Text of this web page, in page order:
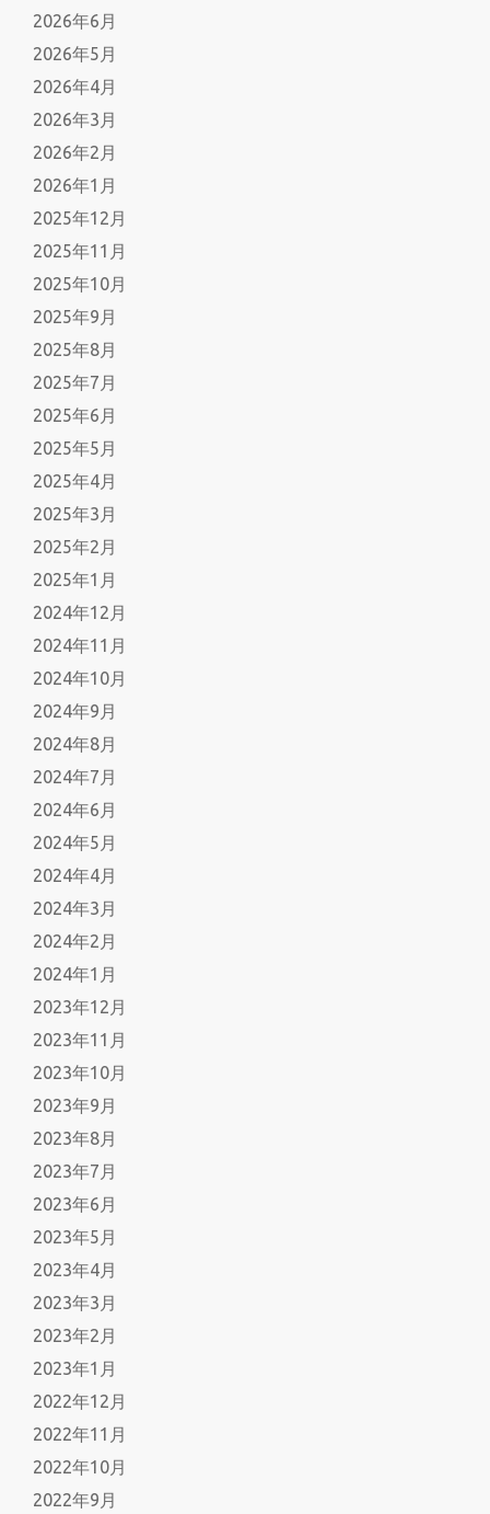
2026年6月
2026年5月
2026年4月
2026年3月
2026年2月
2026年1月
2025年12月
2025年11月
2025年10月
2025年9月
2025年8月
2025年7月
2025年6月
2025年5月
2025年4月
2025年3月
2025年2月
2025年1月
2024年12月
2024年11月
2024年10月
2024年9月
2024年8月
2024年7月
2024年6月
2024年5月
2024年4月
2024年3月
2024年2月
2024年1月
2023年12月
2023年11月
2023年10月
2023年9月
2023年8月
2023年7月
2023年6月
2023年5月
2023年4月
2023年3月
2023年2月
2023年1月
2022年12月
2022年11月
2022年10月
2022年9月